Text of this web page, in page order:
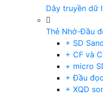
Dây truyền dữ
Thẻ Nhớ-Đầu
+ SD
+ CF và
+ micro
+ Đầu
+ XQD